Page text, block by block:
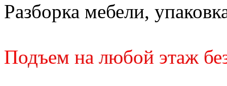
Разборка мебели,
Подъем на любой этаж